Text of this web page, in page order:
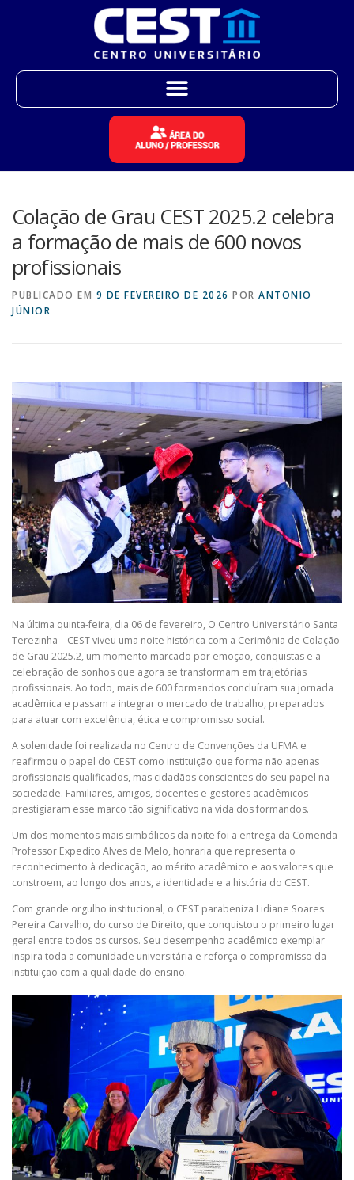
Colação de Grau CEST 2025.2 celebra
a formação de mais de 600 novos
profissionais
PUBLICADO EM 9 DE FEVEREIRO DE 2026 POR ANTONIO
JÚNIOR
Na última quinta-feira, dia 06 de fevereiro, O Centro Universitário Santa
Terezinha – CEST viveu uma noite histórica com a Cerimônia de Colação
de Grau 2025.2, um momento marcado por emoção, conquistas e a
celebração de sonhos que agora se transformam em trajetórias
profissionais. Ao todo, mais de 600 formandos concluíram sua jornada
acadêmica e passam a integrar o mercado de trabalho, preparados
para atuar com excelência, ética e compromisso social.
A solenidade foi realizada no Centro de Convenções da UFMA e
reafirmou o papel do CEST como instituição que forma não apenas
profissionais qualificados, mas cidadãos conscientes do seu papel na
sociedade. Familiares, amigos, docentes e gestores acadêmicos
prestigiaram esse marco tão significativo na vida dos formandos.
Um dos momentos mais simbólicos da noite foi a entrega da Comenda
Professor Expedito Alves de Melo, honraria que representa o
reconhecimento à dedicação, ao mérito acadêmico e aos valores que
constroem, ao longo dos anos, a identidade e a história do CEST.
Com grande orgulho institucional, o CEST parabeniza Lidiane Soares
Pereira Carvalho, do curso de Direito, que conquistou o primeiro lugar
geral entre todos os cursos. Seu desempenho acadêmico exemplar
inspira toda a comunidade universitária e reforça o compromisso da
instituição com a qualidade do ensino.